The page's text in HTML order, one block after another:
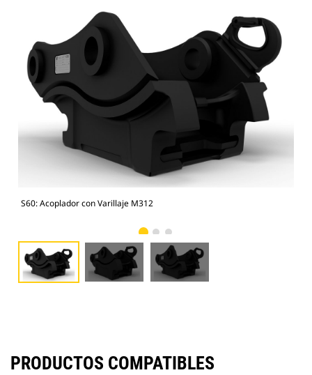
S60: Acoplador con Varillaje M312
PRODUCTOS COMPATIBLES